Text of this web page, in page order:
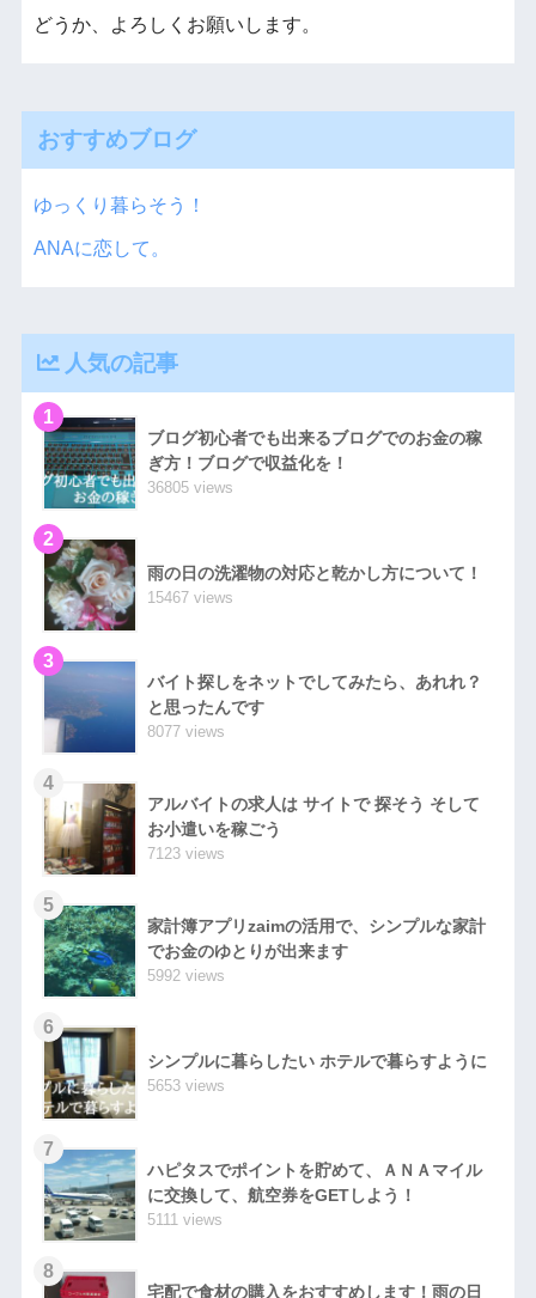
どうか、よろしくお願いします。
おすすめブログ
ゆっくり暮らそう！
ANAに恋して。
人気の記事
1
ブログ初心者でも出来るブログでのお金の稼
ぎ方！ブログで収益化を！
36805 views
2
雨の日の洗濯物の対応と乾かし方について！
15467 views
3
バイト探しをネットでしてみたら、あれれ？
と思ったんです
8077 views
4
アルバイトの求人は サイトで 探そう そして
お小遣いを稼ごう
7123 views
5
家計簿アプリzaimの活用で、シンプルな家計
でお金のゆとりが出来ます
5992 views
6
シンプルに暮らしたい ホテルで暮らすように
5653 views
7
ハピタスでポイントを貯めて、ＡＮＡマイル
に交換して、航空券をGETしよう！
5111 views
8
宅配で食材の購入をおすすめします！雨の日